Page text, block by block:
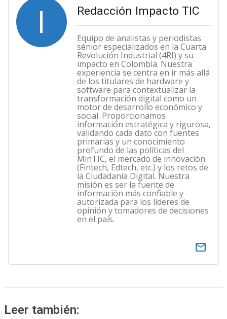
I Redacción Impacto TIC
Equipo de analistas y periodistas
sénior especializados en la Cuarta
Revolución Industrial (4RI) y su
impacto en Colombia. Nuestra
experiencia se centra en ir más allá
de los titulares de hardware y
software para contextualizar la
transformación digital como un
motor de desarrollo económico y
social. Proporcionamos
información estratégica y rigurosa,
validando cada dato con fuentes
primarias y un conocimiento
profundo de las políticas del
MinTIC, el mercado de innovación
(Fintech, Edtech, etc.) y los retos de
la Ciudadanía Digital. Nuestra
misión es ser la fuente de
información más confiable y
autorizada para los líderes de
opinión y tomadores de decisiones
en el país.
email
Leer también: